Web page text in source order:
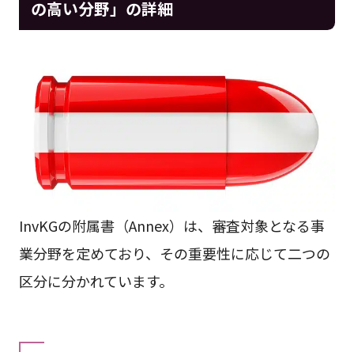
の高い分野」の詳細
InvKGの附属書（Annex）は、審査対象となる事
業分野を定めており、その重要性に応じて二つの
区分に分かれています。